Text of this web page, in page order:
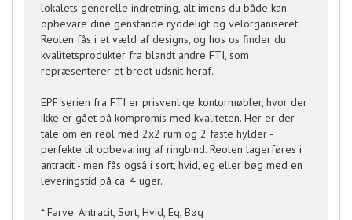
lokalets generelle indretning, alt imens du både kan
opbevare dine genstande ryddeligt og velorganiseret.
Reolen fås i et væld af designs, og hos os finder du
kvalitetsprodukter fra blandt andre FTI, som
repræsenterer et bredt udsnit heraf.
EPF serien fra FTI er prisvenlige kontormøbler, hvor der
ikke er gået på kompromis med kvaliteten. Her er der
tale om en reol med 2x2 rum og 2 faste hylder -
perfekte til opbevaring af ringbind. Reolen lagerføres i
antracit - men fås også i sort, hvid, eg eller bøg med en
leveringstid på ca. 4 uger.
* Farve: Antracit, Sort, Hvid, Eg, Bøg